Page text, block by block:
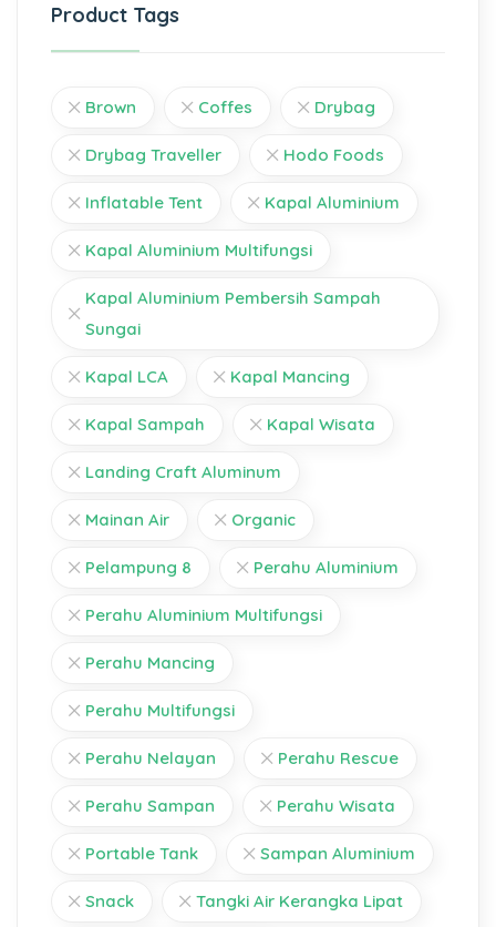
Product Tags
Brown Coffes Drybag
Drybag Traveller Hodo Foods
Inflatable Tent Kapal Aluminium
Kapal Aluminium Multifungsi
Kapal Aluminium Pembersih Sampah
Sungai
Kapal LCA Kapal Mancing
Kapal Sampah Kapal Wisata
Landing Craft Aluminum
Mainan Air Organic
Pelampung 8 Perahu Aluminium
Perahu Aluminium Multifungsi
Perahu Mancing
Perahu Multifungsi
Perahu Nelayan Perahu Rescue
Perahu Sampan Perahu Wisata
Portable Tank Sampan Aluminium
Snack Tangki Air Kerangka Lipat